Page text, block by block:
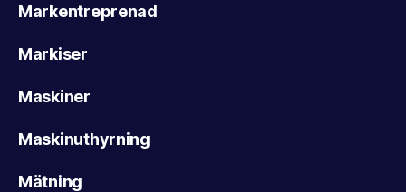
Markentreprenad
Markiser
Maskiner
Maskinuthyrning
Mätning